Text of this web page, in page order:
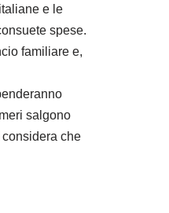
e le
spese.
familiare e,
salgono
che